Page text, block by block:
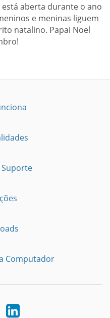
aberta durante o ano
e meninas liguem
natalino. Papai Noel
Computador
LinkedIn